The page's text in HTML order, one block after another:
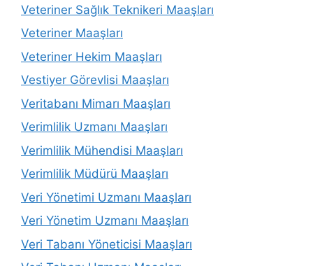
Veteriner Sağlık Teknikeri Maaşları
Veteriner Maaşları
Veteriner Hekim Maaşları
Vestiyer Görevlisi Maaşları
Veritabanı Mimarı Maaşları
Verimlilik Uzmanı Maaşları
Verimlilik Mühendisi Maaşları
Verimlilik Müdürü Maaşları
Veri Yönetimi Uzmanı Maaşları
Veri Yönetim Uzmanı Maaşları
Veri Tabanı Yöneticisi Maaşları